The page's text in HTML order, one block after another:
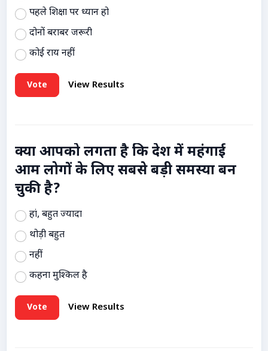
पहले शिक्षा पर ध्यान हो
दोनों बराबर जरूरी
कोई राय नहीं
Vote View Results
क्या आपको लगता है कि देश में महंगाई
आम लोगों के लिए सबसे बड़ी समस्या बन
चुकी है?
हां, बहुत ज्यादा
थोड़ी बहुत
नहीं
कहना मुश्किल है
Vote View Results